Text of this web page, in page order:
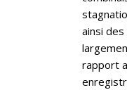
ainsi
rapport